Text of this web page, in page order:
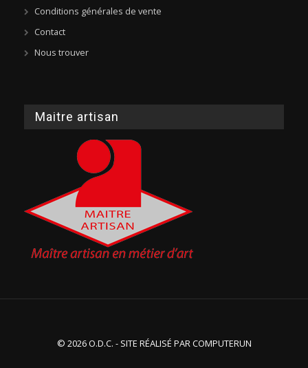
Conditions générales de vente
Contact
Nous trouver
Maitre artisan
© 2026 O.D.C. - SITE RÉALISÉ PARCOMPUTERUN